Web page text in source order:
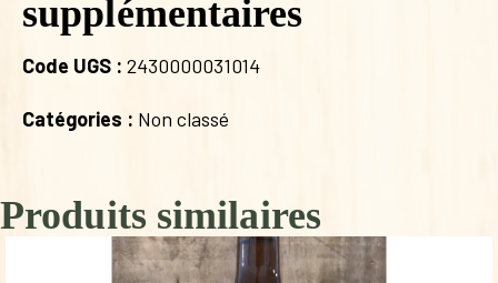
supplémentaires
Code UGS : 2430000031014
Catégories : Non classé
Produits similaires